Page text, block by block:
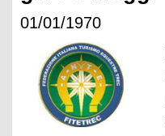
01/01/1970